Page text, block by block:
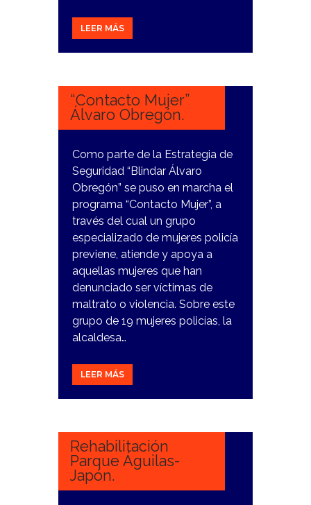
LEER MÁS
19
“Contacto Mujer”
Álvaro Obregón.
Como parte de la Estrategia de
Seguridad “Blindar Álvaro
Obregón” se puso en marcha el
programa “Contacto Mujer”, a
través del cual un grupo
especializado de mujeres policía
previene, atiende y apoya a
aquellas mujeres que han
denunciado ser víctimas de
maltrato o violencia. Sobre este
grupo de 19 mujeres policías, la
alcaldesa…
LEER MÁS
12
Rehabilitación
Parque Águilas-
Japón.